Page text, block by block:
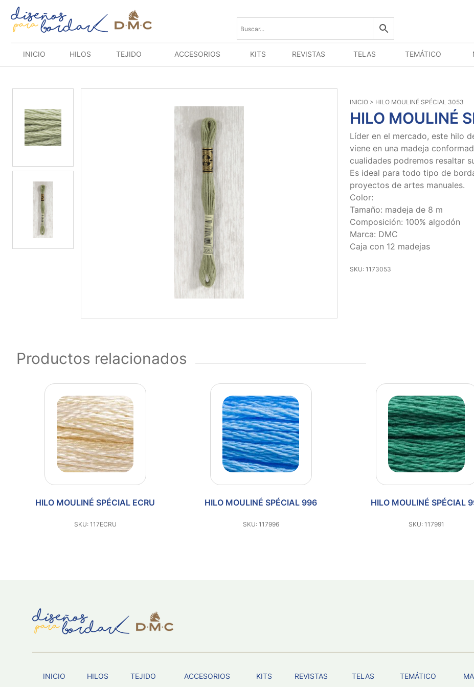
Saltar
contenido
INICIO HILOS TEJIDO ACCESORIOS KITS REVISTAS TELAS TEMÁTICO
INICIO > HILO MOULINÉ SPÉCIAL 3053
HILO MOULINÉ
Líder en el mercado, este hilo
viene en una madeja
cualidades podremos resaltar
Es ideal para todo tipo de
proyectos de artes manuales.
Color:
Tamaño: madeja de 8 m
Composición: 100% algodón
Marca: DMC
Caja con 12 madejas
SKU: 1173053
Productos relacionados
SPÉCIAL ECRU HILO MOULINÉ SPÉCIAL 996 HILO MOULINÉ SPÉCIAL 991
INICIO HILOS TEJIDO ACCESORIOS KITS REVISTAS TELAS TEMÁTICO